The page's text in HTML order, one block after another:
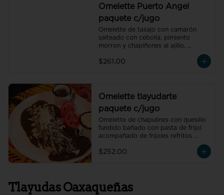
pluma hidalgo, oaxaca, un pan dulce
Omelette Puerto Angel
paquete c/jugo
Omelette de tasajo con camarón
salteado con cebolla, pimiento
morron y chapiñones al ajillo,
preparados con hoja de aguacate,
un vaso de jugo de naranja natural
oaxaca.
$261.00
Omelette tlayudarte
paquete c/jugo
Omelette de chapulines con quesillo
fundido bañado con pasta de frijol
acompañado de frijoles refritos
un vaso de jugo de temporada
mini y un bolillo mini.
$252.00
Tlayudas Oaxaqueñas